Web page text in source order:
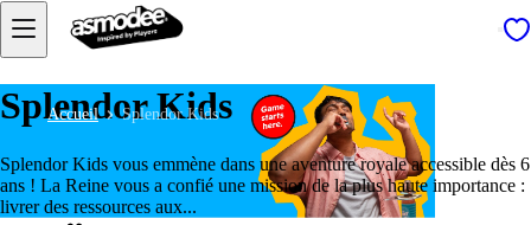
Accueil Splendor Kids
Splendor Kids
Splendor Kids vous emmène dans une aventure royale accessible dès 6
ans ! La Reine vous a confié une mission de la plus haute importance :
livrer des ressources aux...